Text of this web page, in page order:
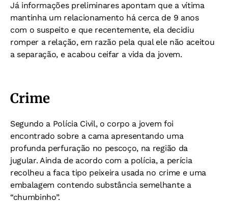
Já informações preliminares apontam que a vítima
mantinha um relacionamento há cerca de 9 anos
com o suspeito e que recentemente, ela decidiu
romper a relação, em razão pela qual ele não aceitou
a separação, e acabou ceifar a vida da jovem.
Crime
Segundo a Polícia Civil, o corpo a jovem foi
encontrado sobre a cama apresentando uma
profunda perfuração no pescoço, na região da
jugular. Ainda de acordo com a polícia, a perícia
recolheu a faca tipo peixeira usada no crime e uma
embalagem contendo substância semelhante a
“chumbinho”.